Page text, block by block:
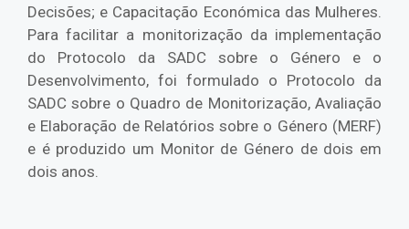
Decisões; e Capacitação Económica das Mulheres.
Para facilitar a monitorização da implementação
do Protocolo da SADC sobre o Género e o
Desenvolvimento, foi formulado o Protocolo da
SADC sobre o Quadro de Monitorização, Avaliação
e Elaboração de Relatórios sobre o Género (MERF)
e é produzido um Monitor de Género de dois em
dois anos.